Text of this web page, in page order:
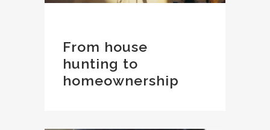
From house
hunting to
homeownership